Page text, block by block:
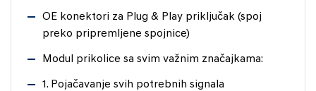
OE konektori za Plug & Play priključak (spoj
preko pripremljene spojnice)
Modul prikolice sa svim važnim značajkama:
1. Pojačavanje svih potrebnih signala